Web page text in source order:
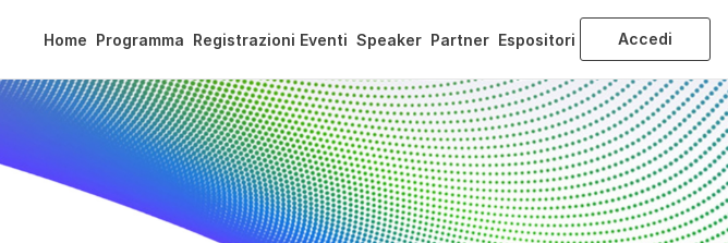
Home Programma Registrazioni Eventi Speaker Partner Espositori Accedi